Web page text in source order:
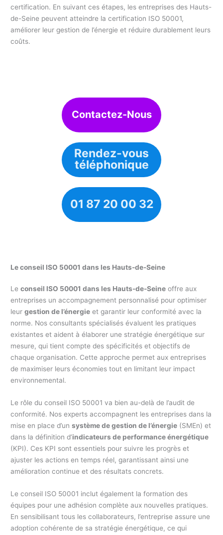
certification. En suivant ces étapes, les entreprises des Hauts-
de-Seine peuvent atteindre la certification ISO 50001,
améliorer leur gestion de l’énergie et réduire durablement leurs
coûts.
Contactez-Nous
Rendez-vous
téléphonique
01 87 20 00 32
Le conseil ISO 50001 dans les Hauts-de-Seine
Leconseil ISO 50001 dans les Hauts-de-Seine offre aux
entreprises un accompagnement personnalisé pour optimiser
leurgestion de l’énergie et garantir leur conformité avec la
norme. Nos consultants spécialisés évaluent les pratiques
existantes et aident à élaborer une stratégie énergétique sur
mesure, qui tient compte des spécificités et objectifs de
chaque organisation. Cette approche permet aux entreprises
de maximiser leurs économies tout en limitant leur impact
environnemental.
Le rôle du conseil ISO 50001 va bien au-delà de l’audit de
conformité. Nos experts accompagnent les entreprises dans la
mise en place d’unsystème de gestion de l’énergie (SMEn) et
dans la définition d’indicateurs de performance énergétique
(KPI). Ces KPI sont essentiels pour suivre les progrès et
ajuster les actions en temps réel, garantissant ainsi une
amélioration continue et des résultats concrets.
Le conseil ISO 50001 inclut également la formation des
équipes pour une adhésion complète aux nouvelles pratiques.
En sensibilisant tous les collaborateurs, l’entreprise assure une
adoption cohérente de sa stratégie énergétique, ce qui